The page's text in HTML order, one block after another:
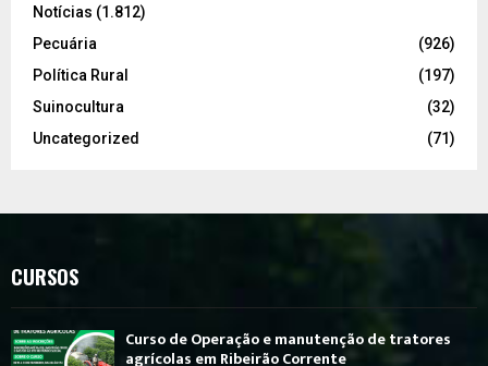
Notícias (1.812)
Pecuária
(926)
Política Rural
(197)
Suinocultura
(32)
Uncategorized
(71)
CURSOS
Curso de Operação e manutenção de tratores
agrícolas em Ribeirão Corrente